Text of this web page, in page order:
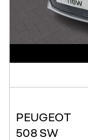
PEUGEOT
508 SW